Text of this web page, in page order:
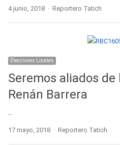
4 junio, 2018 Author
Reportero Tatich
Elecciones Locales
Seremos aliados
Renán Barrera
…
17 mayo, 2018 Author
Reportero Tatich